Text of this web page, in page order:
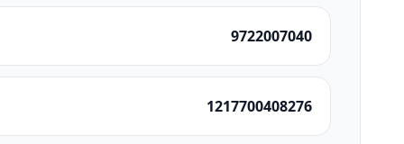
9722007040
1217700408276